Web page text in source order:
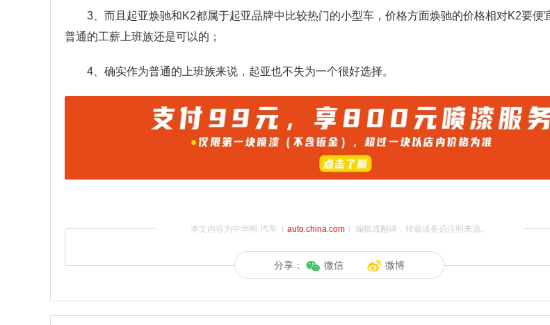
3、而且起亚焕驰和K2都属于起亚品牌中比较热门的小型车，价格方面焕驰的价格相对K2要便
普通的工薪上班族还是可以的；
4、确实作为普通的上班族来说，起亚也不失为一个很好选择。
本文内容为中华网·汽车（ auto.china.com）编辑或翻译，转载请务必注明来源。
分享： 微信 微博